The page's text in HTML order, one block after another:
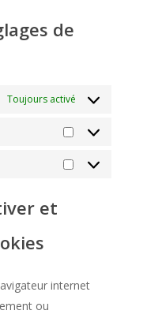
de
Toujours activé
Statistiques
Marketing
et
internet
ou
Trouver une